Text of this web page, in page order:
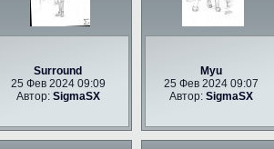
Surround
25 Фев 2024 09:09
Автор: SigmaSX
Myu
25 Фев 2024 09:07
Автор: SigmaSX